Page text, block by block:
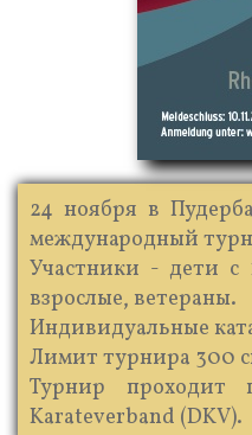
24 ноября в
международный
Участники - дети
взрослые, ветераны.
Индивидуальные
Лимит турнира 300
Турнир проходит
Karateverband (DKV).